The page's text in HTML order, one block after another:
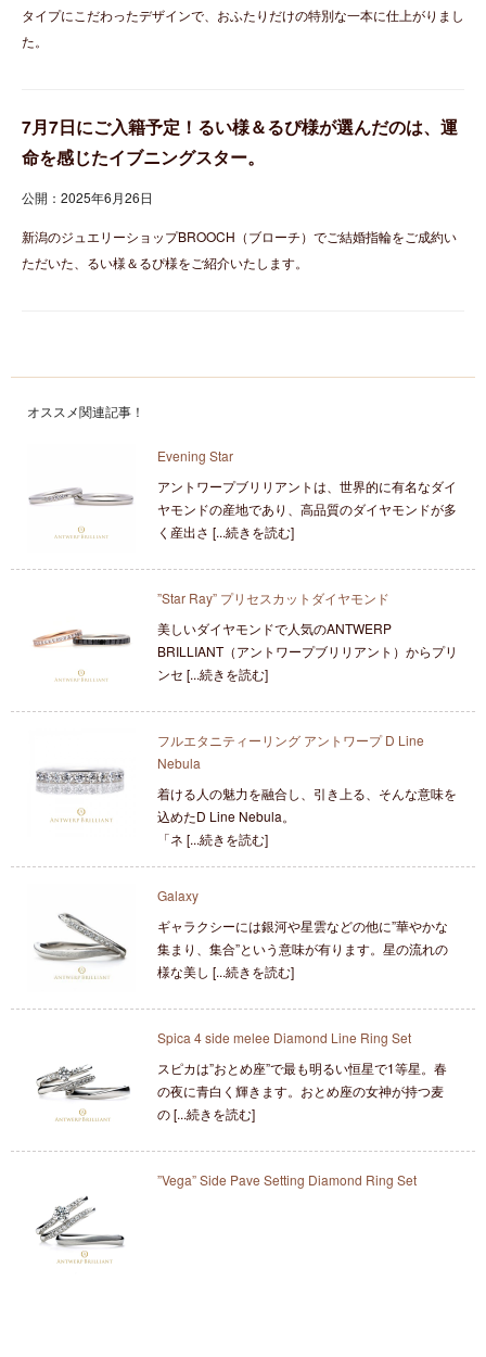
タイプにこだわったデザインで、おふたりだけの特別な一本に仕上がりまし
た。
7月7日にご入籍予定！るい様＆るぴ様が選んだのは、運
命を感じたイブニングスター。
公開：2025年6月26日
新潟のジュエリーショップBROOCH（ブローチ）でご結婚指輪をご成約い
ただいた、るい様＆るぴ様をご紹介いたします。
オススメ関連記事！
Evening Star
アントワープブリリアントは、世界的に有名なダイ
ヤモンドの産地であり、高品質のダイヤモンドが多
く産出さ [...続きを読む]
”Star Ray” プリセスカットダイヤモンド
美しいダイヤモンドで人気のANTWERP
BRILLIANT（アントワープブリリアント）からプリ
ンセ [...続きを読む]
フルエタニティーリング アントワープ D Line
Nebula
着ける人の魅力を融合し、引き上る、そんな意味を
込めたD Line Nebula。
「ネ [...続きを読む]
Galaxy
ギャラクシーには銀河や星雲などの他に”華やかな
集まり、集合”という意味が有ります。星の流れの
様な美し [...続きを読む]
Spica 4 side melee Diamond Line Ring Set
スピカは”おとめ座”で最も明るい恒星で1等星。春
の夜に青白く輝きます。おとめ座の女神が持つ麦
の [...続きを読む]
”Vega” Side Pave Setting Diamond Ring Set